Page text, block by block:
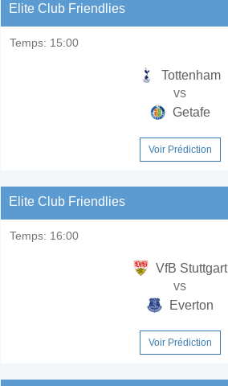
Elite Club Friendlies
Temps: 15:00
Tottenham
vs
Getafe
Voir Prédiction
Elite Club Friendlies
Temps: 16:00
VfB Stuttgart
vs
Everton
Voir Prédiction